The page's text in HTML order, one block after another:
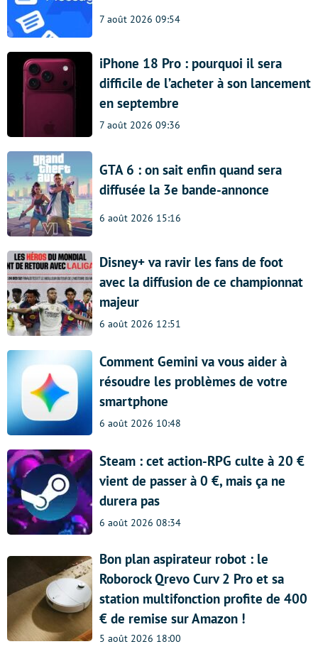
7 août 2026 09:54
iPhone 18 Pro : pourquoi il sera
difficile de l’acheter à son lancement
en septembre
7 août 2026 09:36
GTA 6 : on sait enfin quand sera
diffusée la 3e bande-annonce
6 août 2026 15:16
Disney+ va ravir les fans de foot
avec la diffusion de ce championnat
majeur
6 août 2026 12:51
Comment Gemini va vous aider à
résoudre les problèmes de votre
smartphone
6 août 2026 10:48
Steam : cet action-RPG culte à 20 €
vient de passer à 0 €, mais ça ne
durera pas
6 août 2026 08:34
Bon plan aspirateur robot : le
Roborock Qrevo Curv 2 Pro et sa
station multifonction profite de 400
€ de remise sur Amazon !
5 août 2026 18:00